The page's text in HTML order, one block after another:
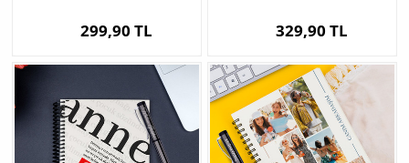
299,90 TL 329,90 TL